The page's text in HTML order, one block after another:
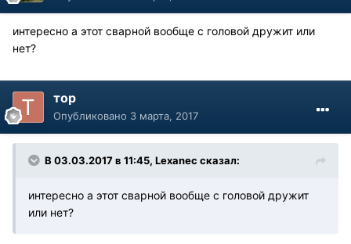
интересно а этот сварной вообще с головой дружит или
нет?
тор
Опубликовано 3 марта, 2017
В 03.03.2017 в 11:45, Lexanec сказал:
интересно а этот сварной вообще с головой дружит
или нет?